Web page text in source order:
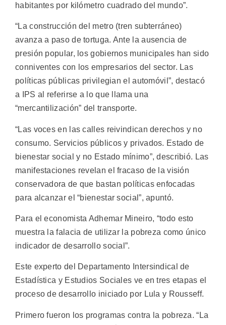
habitantes por kilómetro cuadrado del mundo”.
“La construcción del metro (tren subterráneo)
avanza a paso de tortuga. Ante la ausencia de
presión popular, los gobiernos municipales han sido
conniventes con los empresarios del sector. Las
políticas públicas privilegian el automóvil”, destacó
a IPS al referirse a lo que llama una
“mercantilización” del transporte.
“Las voces en las calles reivindican derechos y no
consumo. Servicios públicos y privados. Estado de
bienestar social y no Estado mínimo”, describió. Las
manifestaciones revelan el fracaso de la visión
conservadora de que bastan políticas enfocadas
para alcanzar el “bienestar social”, apuntó.
Para el economista Adhemar Mineiro, “todo esto
muestra la falacia de utilizar la pobreza como único
indicador de desarrollo social”.
Este experto del Departamento Intersindical de
Estadística y Estudios Sociales ve en tres etapas el
proceso de desarrollo iniciado por Lula y Rousseff.
Primero fueron los programas contra la pobreza. “La